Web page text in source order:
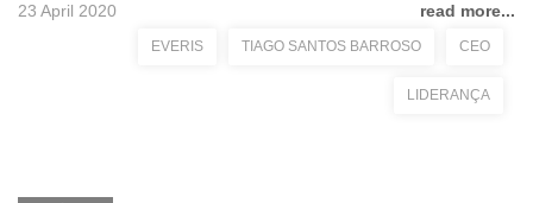
23 April 2020 read more...
EVERIS TIAGO SANTOS BARROSO CEO
LIDERANÇA